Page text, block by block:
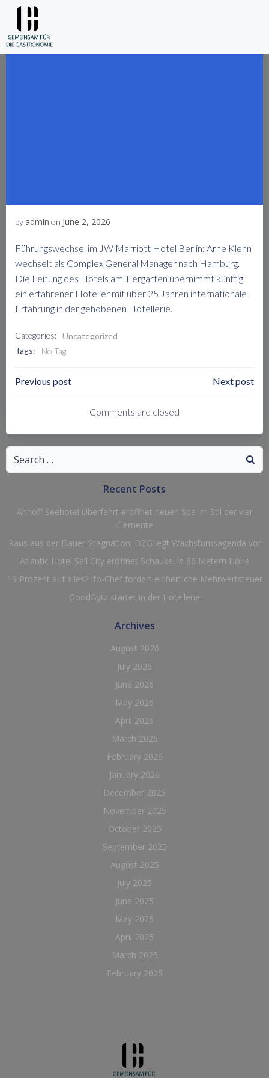
by admin on June 2, 2026
Führungswechsel im JW Marriott Hotel Berlin: Arne Klehn
wechselt als Complex General Manager nach Hamburg.
Die Leitung des Hotels am Tiergarten übernimmt künftig
ein erfahrener Hotelier mit über 25 Jahren internationale
Erfahrung in der gehobenen Hotellerie.
Categories: Uncategorized
Tags:
No Tag
Post
Navigation
Previous post
Navigation
Next post
Comments are closed
Search
for:
Recent Posts
Althoff Seehotel Überfahrt eröffnet neuen Spa im Stil der vier
Elemente
Raus aus der Dauer-Stagnation: DZG legt Wachstumsagenda vor
Atlantic Hotel Sail City eröffnet Schaukel in 86 Metern Höhe
19 Prozent auf alles? Ifo-Chef fordert einheitliche Mehrwertsteuer
GoodBytz startet in der Hotellerie
Archives
August 2026
July 2026
June 2026
May 2026
April 2026
March 2026
February 2026
January 2026
December 2025
November 2025
October 2025
September 2025
August 2025
July 2025
June 2025
May 2025
April 2025
March 2025
February 2025